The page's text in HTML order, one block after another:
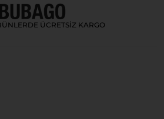
ÜCRETSİZ KARGO